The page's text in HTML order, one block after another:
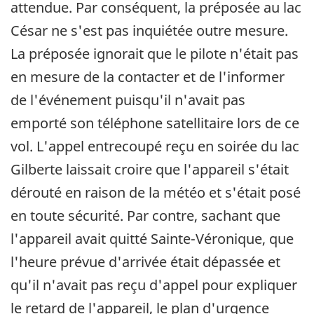
attendue. Par conséquent, la préposée au lac
César ne s'est pas inquiétée outre mesure.
La préposée ignorait que le pilote n'était pas
en mesure de la contacter et de l'informer
de l'événement puisqu'il n'avait pas
emporté son téléphone satellitaire lors de ce
vol. L'appel entrecoupé reçu en soirée du lac
Gilberte laissait croire que l'appareil s'était
dérouté en raison de la météo et s'était posé
en toute sécurité. Par contre, sachant que
l'appareil avait quitté Sainte-Véronique, que
l'heure prévue d'arrivée était dépassée et
qu'il n'avait pas reçu d'appel pour expliquer
le retard de l'appareil, le plan d'urgence